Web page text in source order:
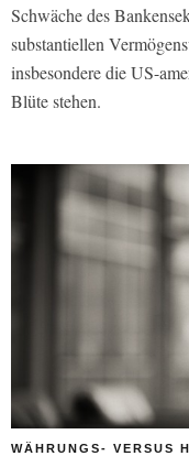
Schwäche des
substantiellen
insbesondere die US-
Blüte stehen.
WÄHRUNGS- VERSUS